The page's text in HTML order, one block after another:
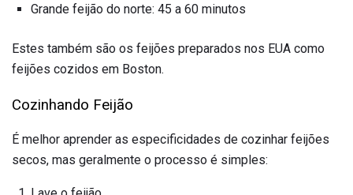
Grande feijão do norte: 45 a 60 minutos
Estes também são os feijões preparados nos EUA como
feijões cozidos em Boston.
Cozinhando Feijão
É melhor aprender as especificidades de cozinhar feijões
secos, mas geralmente o processo é simples: